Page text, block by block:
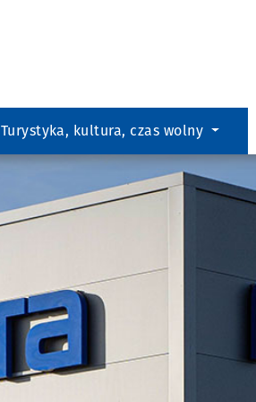
Turystyka, kultura, czas wolny